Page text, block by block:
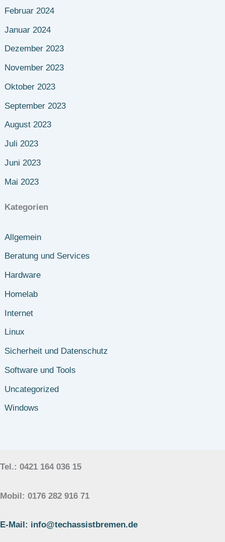
Februar 2024
Januar 2024
Dezember 2023
November 2023
Oktober 2023
September 2023
August 2023
Juli 2023
Juni 2023
Mai 2023
Kategorien
Allgemein
Beratung und Services
Hardware
Homelab
Internet
Linux
Sicherheit und Datenschutz
Software und Tools
Uncategorized
Windows
Tel.: 0421 164 036 15
Mobil: 0176 282 916 71
E-Mail: info@techassistbremen.de